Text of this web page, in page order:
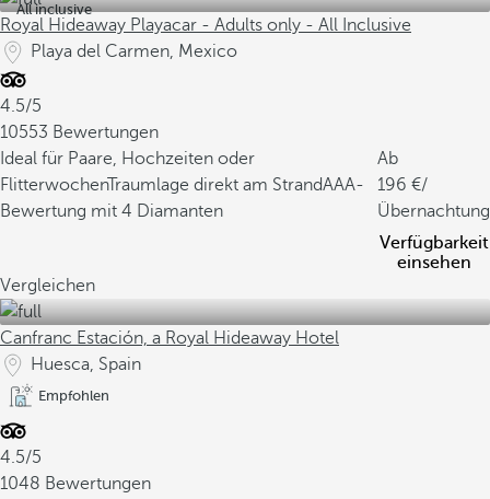
All inclusive
Royal Hideaway Playacar - Adults only - All Inclusive
Playa del Carmen, Mexico
4.5/5
10553 Bewertungen
Ideal für Paare, Hochzeiten oder
FlitterwochenTraumlage direkt am StrandAAA-
Bewertung mit 4 Diamanten
Ab
196
/
Übernachtung
Verfügbarkeit
einsehen
Vergleichen
Canfranc Estación, a Royal Hideaway Hotel
Huesca, Spain
Empfohlen
4.5/5
1048 Bewertungen